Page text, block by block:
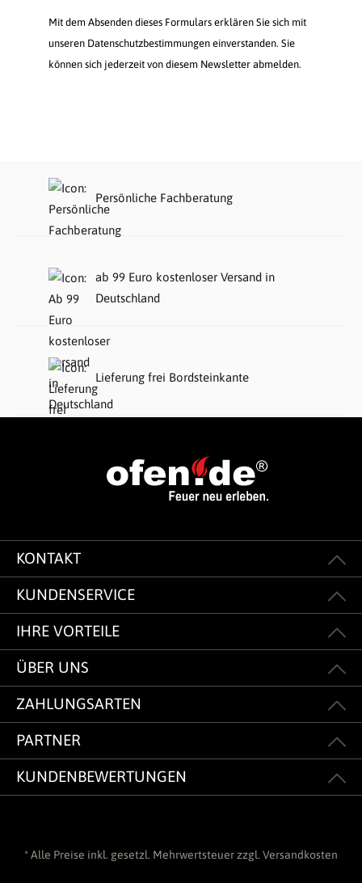
Mit dem Absenden dieses Formulars erklären Sie sich mit
unseren Datenschutzbestimmungen einverstanden. Sie
können sich jederzeit von diesem Newsletter abmelden.
Persönliche Fachberatung
ab 99 Euro kostenloser Versand in
Deutschland
Lieferung frei Bordsteinkante
KONTAKT
KUNDENSERVICE
IHRE VORTEILE
ÜBER UNS
ZAHLUNGSARTEN
PARTNER
KUNDENBEWERTUNGEN
* Alle Preise inkl. gesetzl. Mehrwertsteuer zzgl. Versandkosten